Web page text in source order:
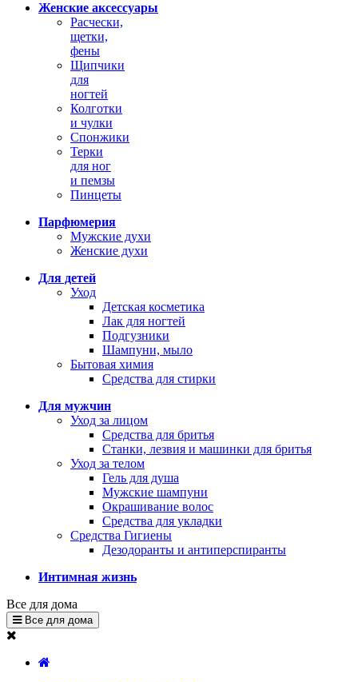
Женские аксессуары
Расчески,
щетки,
фены
Щипчики
для
ногтей
Колготки
и чулки
Спонжики
Терки
для ног
и пемзы
Пинцеты
Парфюмерия
Мужские духи
Женские духи
Для детей
Уход
Детская косметика
Лак для ногтей
Подгузники
Шампуни, мыло
Бытовая химия
Средства для стирки
Для мужчин
Уход за лицом
Средства для бритья
Станки, лезвия и машинки для бритья
Уход за телом
Гель для душа
Мужские шампуни
Окрашивание волос
Средства для укладки
Средства Гигиены
Дезодоранты и антиперспиранты
Интимная жизнь
Все для дома
Все для дома